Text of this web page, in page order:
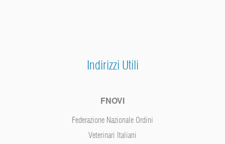
Indirizzi Utili
FNOVI
Federazione Nazionale Ordini
Veterinari Italiani